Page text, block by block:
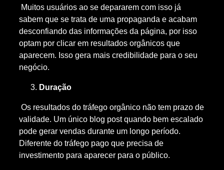
Muitos usuários ao se depararem com isso já
sabem que se trata de uma propaganda e acabam
desconfiando das informações da página, por isso
optam por clicar em resultados orgânicos que
aparecem. Isso gera mais credibilidade para o seu
negócio.
Duração
Os resultados do tráfego orgânico não tem prazo de
validade. Um único blog post quando bem escalado
pode gerar vendas durante um longo período.
Diferente do tráfego pago que precisa de
investimento para aparecer para o público.